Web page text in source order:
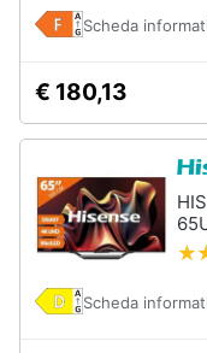
Giocattoli
Prima
infanzia
Cinema
Telecomando
Antenne
Parabole
Tv
box
Telecomando
Samsung
Scheda
€ 180,13
Scheda